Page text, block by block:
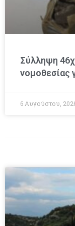
Σύλληψη
νομοθεσίας
6 Αυγούστου,